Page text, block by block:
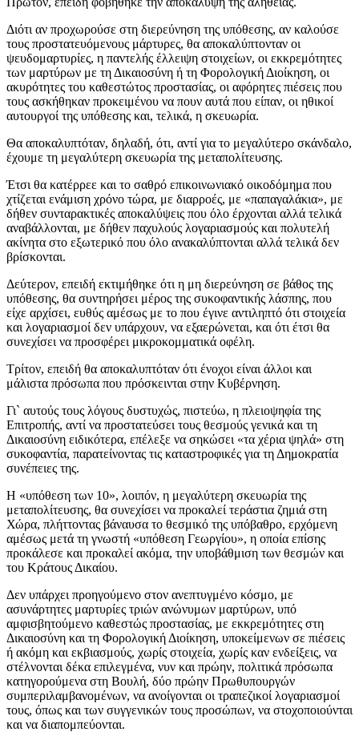
Διότι αν προχωρούσε στη διερεύνηση της υπόθεσης, αν καλούσε
τους προστατευόμενους μάρτυρες, θα αποκαλύπτονταν οι
ψευδομαρτυρίες, η παντελής έλλειψη στοιχείων, οι εκκρεμότητες
των μαρτύρων με τη Δικαιοσύνη ή τη Φορολογική Διοίκηση, οι
ακυρότητες του καθεστώτος προστασίας, οι αφόρητες πιέσεις που
τους ασκήθηκαν προκειμένου να πουν αυτά που είπαν, οι ηθικοί
αυτουργοί της υπόθεσης και, τελικά, η σκευωρία.
Θα αποκαλυπτόταν, δηλαδή, ότι, αντί για το μεγαλύτερο σκάνδαλο,
έχουμε τη μεγαλύτερη σκευωρία της μεταπολίτευσης.
Έτσι θα κατέρρεε και το σαθρό επικοινωνιακό οικοδόμημα που
χτίζεται ενάμιση χρόνο τώρα, με διαρροές, με «παπαγαλάκια», με
δήθεν συνταρακτικές αποκαλύψεις που όλο έρχονται αλλά τελικά
αναβάλλονται, με δήθεν παχυλούς λογαριασμούς και πολυτελή
ακίνητα στο εξωτερικό που όλο ανακαλύπτονται αλλά τελικά δεν
βρίσκονται.
Δεύτερον, επειδή εκτιμήθηκε ότι η μη διερεύνηση σε βάθος της
υπόθεσης, θα συντηρήσει μέρος της συκοφαντικής λάσπης, που
είχε αρχίσει, ευθύς αμέσως με το που έγινε αντιληπτό ότι στοιχεία
και λογαριασμοί δεν υπάρχουν, να εξαερώνεται, και ότι έτσι θα
συνεχίσει να προσφέρει μικροκομματικά οφέλη.
Τρίτον, επειδή θα αποκαλυπτόταν ότι ένοχοι είναι άλλοι και
μάλιστα πρόσωπα που πρόσκεινται στην Κυβέρνηση.
Γι` αυτούς τους λόγους δυστυχώς, πιστεύω, η πλειοψηφία της
Επιτροπής, αντί να προστατεύσει τους θεσμούς γενικά και τη
Δικαιοσύνη ειδικότερα, επέλεξε να σηκώσει «τα χέρια ψηλά» στη
συκοφαντία, παρατείνοντας τις καταστροφικές για τη Δημοκρατία
συνέπειες της.
Η «υπόθεση των 10», λοιπόν, η μεγαλύτερη σκευωρία της
μεταπολίτευσης, θα συνεχίσει να προκαλεί τεράστια ζημιά στη
Χώρα, πλήττοντας βάναυσα το θεσμικό της υπόβαθρο, ερχόμενη
αμέσως μετά τη γνωστή «υπόθεση Γεωργίου», η οποία επίσης
προκάλεσε και προκαλεί ακόμα, την υποβάθμιση των θεσμών και
του Κράτους Δικαίου.
Δεν υπάρχει προηγούμενο στον ανεπτυγμένο κόσμο, με
ασυνάρτητες μαρτυρίες τριών ανώνυμων μαρτύρων, υπό
αμφισβητούμενο καθεστώς προστασίας, με εκκρεμότητες στη
Δικαιοσύνη και τη Φορολογική Διοίκηση, υποκείμενων σε πιέσεις
ή ακόμη και εκβιασμούς, χωρίς στοιχεία, χωρίς καν ενδείξεις, να
στέλνονται δέκα επιλεγμένα, νυν και πρώην, πολιτικά πρόσωπα
κατηγορούμενα στη Βουλή, δύο πρώην Πρωθυπουργών
συμπεριλαμβανομένων, να ανοίγονται οι τραπεζικοί λογαριασμοί
τους, όπως και των συγγενικών τους προσώπων, να στοχοποιούνται
και να διαπομπεύονται.